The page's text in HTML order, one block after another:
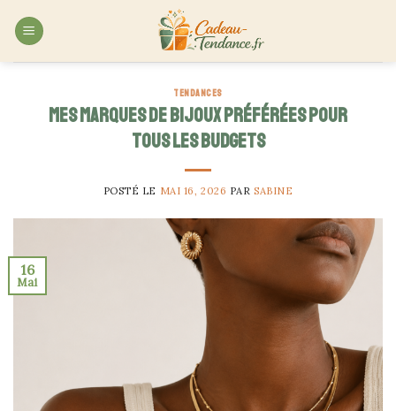
TENDANCES
Mes marques de bijoux préférées pour
tous les budgets
POSTÉ LE MAI 16, 2026 PARSABINE
16
Mai